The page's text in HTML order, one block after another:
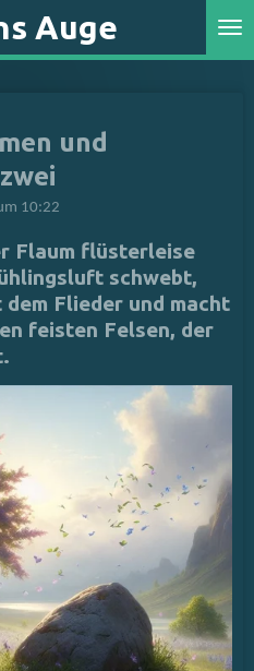
Auge
und
10:22
Flaum flüsterleise
schwebt,
dem Flieder und macht
feisten Felsen, der
.